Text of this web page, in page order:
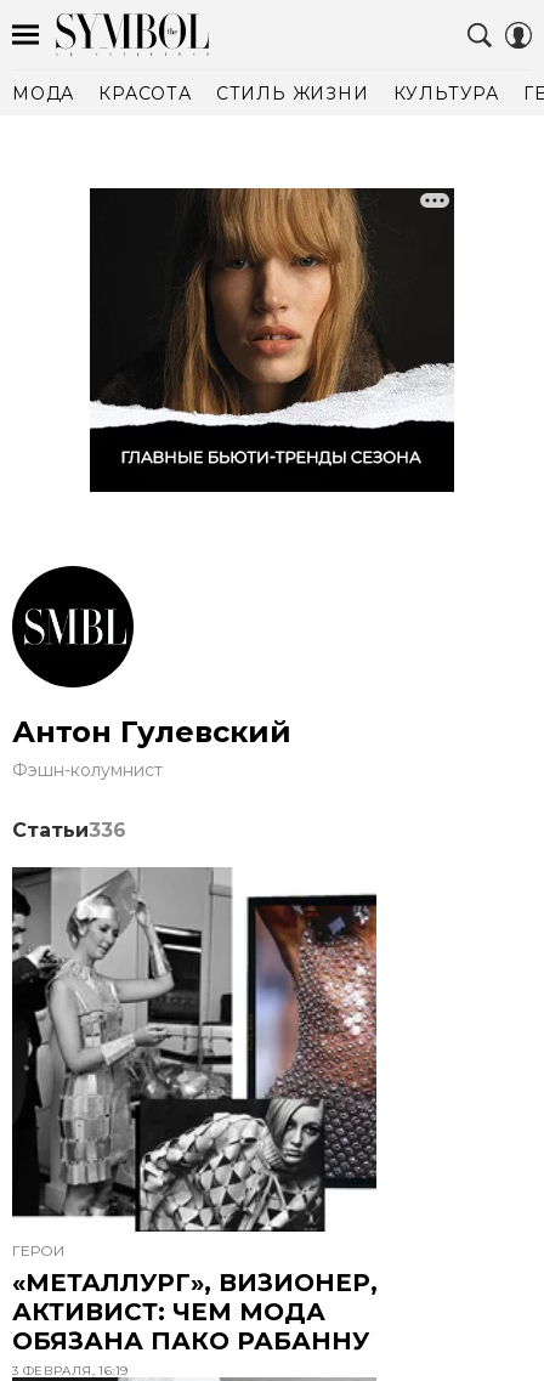
МОДА КРАСОТА СТИЛЬ ЖИЗНИ КУЛЬТУРА
Антон Гулевский
Фэшн-колумнист
Статьи336
ГЕРОИ
«МЕТАЛЛУРГ», ВИЗИОНЕР,
АКТИВИСТ: ЧЕМ МОДА
ОБЯЗАНА ПАКО РАБАННУ
3 ФЕВРАЛЯ, 16:19